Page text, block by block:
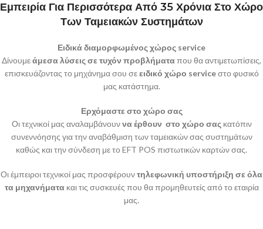
Εμπειρία Για Περισσότερα Από 35 Χρόνια Στο Χώρο
Των Ταμειακών Συστημάτων
Ειδικά διαμορφωμένος χώρος service
Δίνουμεάμεσα λύσεις σε τυχόν προβλήματαπου θα αντιμετωπίσεις,
επισκευάζοντας το μηχάνημα σου σεειδικό χώρο serviceστο φυσικό
μας κατάστημα.
Ερχόμαστε στο χώρο σας
Οι τεχνικοί μας αναλαμβάνουννα έρθουν στο χώρο σαςκατόπιν
συνεννόησης για την αναβάθμιση των ταμειακών σας συστημάτων
καθώς και την σύνδεση με το EFT POS πιστωτικών καρτών σας.
Οι έμπειροι τεχνικοί μας προσφέρουντηλεφωνική υποστήριξη σε όλα
τα μηχανήματακαι τις συσκευές που θα προμηθευτείς από το εταιρία
μας.